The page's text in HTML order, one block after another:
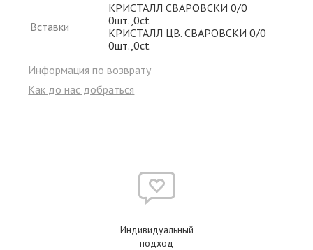
Вставки
КРИСТАЛЛ СВАРОВСКИ 0/0
0шт.,0ct
КРИСТАЛЛ ЦВ. СВАРОВСКИ 0/0
0шт.,0ct
Информация по возврату
Как до нас добраться
Индивидуальный
подход